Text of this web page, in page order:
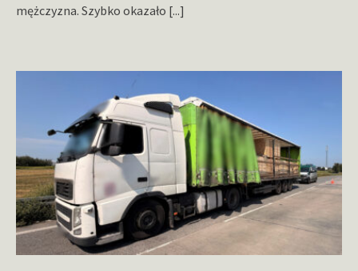
mężczyzna. Szybko okazało [...]